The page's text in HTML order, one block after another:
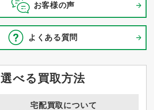
お客様の声
よくある質問
選べる買取方法
宅配買取について